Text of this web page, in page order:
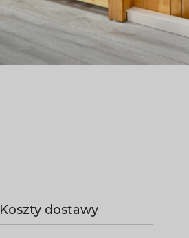
Koszty dostawy